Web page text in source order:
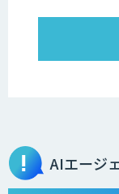
AIエージ